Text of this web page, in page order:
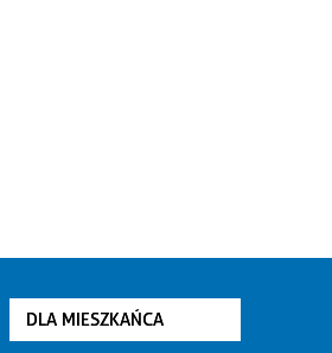
DLA MIESZKAŃCA